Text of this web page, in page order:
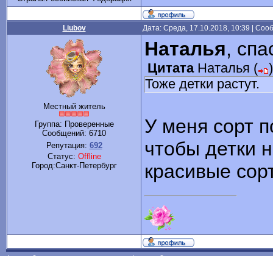
Liubov Дата: Среда, 17.10.2018, 10:39 |
Местный житель
Группа: Проверенные
Сообщений: 6710
Репутация: 692
Статус: Offline
Город:Санкт-Петербург
Наталья,
Цитата Наталья ( )
Тоже детки растут.
У меня сорт
чтобы детки
красивые